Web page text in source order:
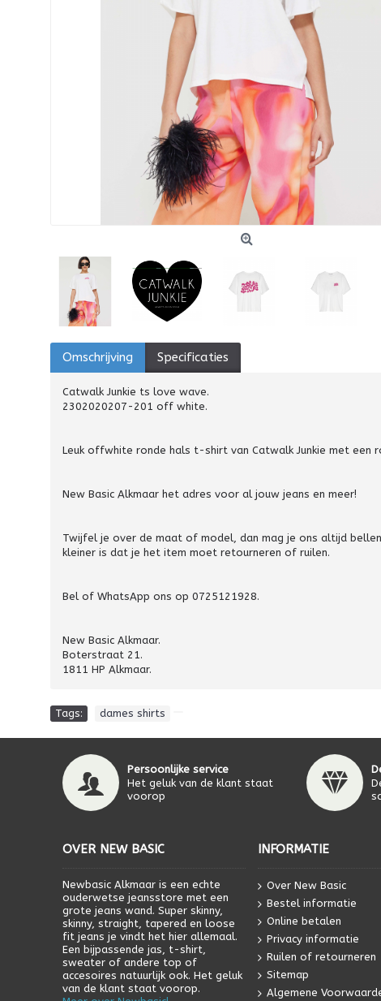
Omschrijving Specificaties
Catwalk Junkie ts love wave.
2302020207-201 off white.
Leuk offwhite ronde hals t-shirt van Catwalk Junkie met een
New Basic Alkmaar het adres voor al jouw jeans en meer!
Twijfel je over de maat of model, dan mag je ons altijd
kleiner is dat je het item moet retourneren of ruilen.
Bel of WhatsApp ons op 0725121928.
New Basic Alkmaar.
Boterstraat 21.
1811 HP Alkmaar.
Tags: dames shirts
Persoonlijke service
Het geluk van de klant staat
voorop
OVER NEW BASIC
Newbasic Alkmaar is een echte
ouderwetse jeansstore met een
grote jeans wand. Super skinny,
skinny, straight, tapered en loose
fit jeans je vindt het hier allemaal.
Een bijpassende jas, t-shirt,
sweater of andere top of
accesoires natuurlijk ook. Het geluk
van de klant staat voorop.
INFORMATIE
Over New Basic
Bestel informatie
Online betalen
Privacy informatie
Ruilen of retourneren
Sitemap
Algemene